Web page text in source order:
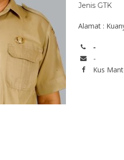
Jenis GTK
Alamat :
-
-
Kus